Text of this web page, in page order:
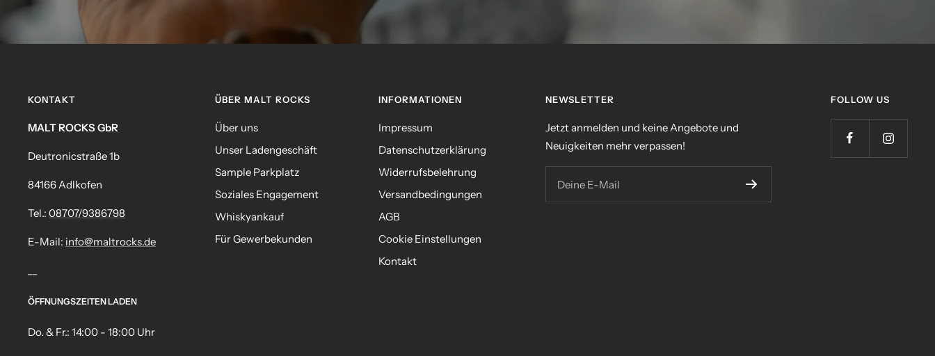
KONTAKT
MALT ROCKS GbR
Deutronicstraße 1b
84166 Adlkofen
Tel.: 08707/9386798
E-Mail: info@maltrocks.de
ÖFFNUNGSZEITEN LADEN
Do. & Fr.: 14:00 - 18:00 Uhr
ÜBER MALT ROCKS
Über uns
Unser Ladengeschäft
Sample Parkplatz
Soziales Engagement
Whiskyankauf
Für Gewerbekunden
INFORMATIONEN
Impressum
Datenschutzerklärung
Widerrufsbelehrung
Versandbedingungen
AGB
Cookie Einstellungen
Kontakt
NEWSLETTER
Jetzt anmelden und keine Angebote und
Neuigkeiten mehr verpassen!
Deine E-Mail
FOLLOW US